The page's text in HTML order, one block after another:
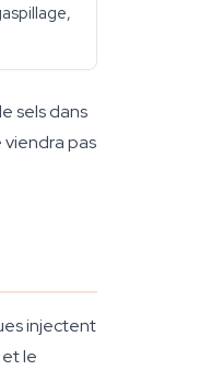
sels dans
pas
injectent
le